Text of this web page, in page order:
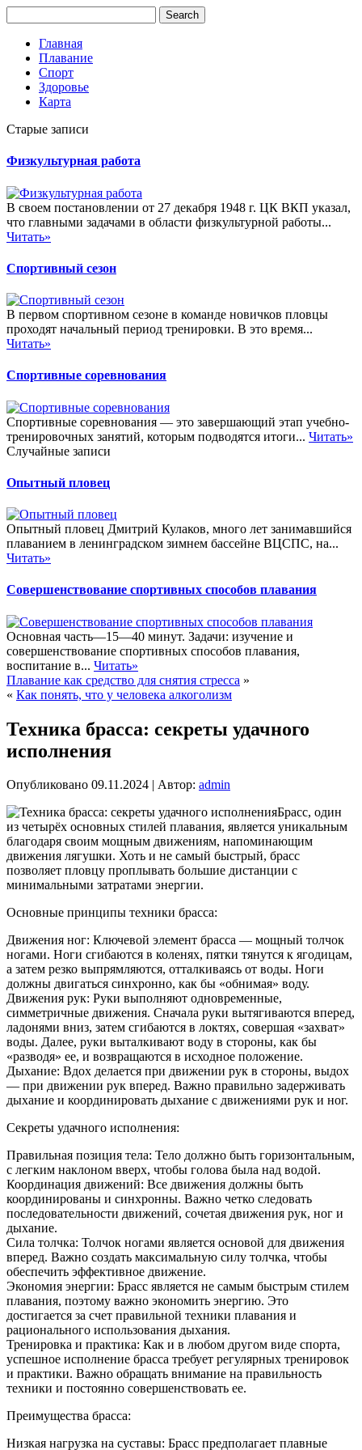
Главная
Плавание
Спорт
Здоровье
Карта
Старые записи
Физкультурная работа
В своем постановлении от 27 декабря 1948 г. ЦК ВКП указал,
что главными задачами в области физкультурной работы...
Читать»
Спортивный сезон
В первом спортивном сезоне в команде новичков пловцы
проходят начальный период тренировки. В это время...
Читать»
Спортивные соревнования
Спортивные соревнования — это завершающий этап учебно-
тренировочных занятий, которым подводятся итоги... Читать»
Случайные записи
Опытный пловец
Опытный пловец Дмитрий Кулаков, много лет занимавшийся
плаванием в ленинградском зимнем бассейне ВЦСПС, на...
Читать»
Совершенствование спортивных способов плавания
Основная часть—15—40 минут. Задачи: изучение и
совершенствование спортивных способов плавания,
воспитание в... Читать»
Плавание как средство для снятия стресса »
« Как понять, что у человека алкоголизм
Техника брасса: секреты удачного
исполнения
Опубликовано 09.11.2024 Автор: admin
Брасс, один
из четырёх основных стилей плавания, является уникальным
благодаря своим мощным движениям, напоминающим
движения лягушки. Хоть и не самый быстрый, брасс
позволяет пловцу проплывать большие дистанции с
минимальными затратами энергии.
Основные принципы техники брасса:
Движения ног: Ключевой элемент брасса — мощный толчок
ногами. Ноги сгибаются в коленях, пятки тянутся к ягодицам,
а затем резко выпрямляются, отталкиваясь от воды. Ноги
должны двигаться синхронно, как бы «обнимая» воду.
Движения рук: Руки выполняют одновременные,
симметричные движения. Сначала руки вытягиваются вперед,
ладонями вниз, затем сгибаются в локтях, совершая «захват»
воды. Далее, руки выталкивают воду в стороны, как бы
«разводя» ее, и возвращаются в исходное положение.
Дыхание: Вдох делается при движении рук в стороны, выдох
— при движении рук вперед. Важно правильно задерживать
дыхание и координировать дыхание с движениями рук и ног.
Секреты удачного исполнения:
Правильная позиция тела: Тело должно быть горизонтальным,
с легким наклоном вверх, чтобы голова была над водой.
Координация движений: Все движения должны быть
координированы и синхронны. Важно четко следовать
последовательности движений, сочетая движения рук, ног и
дыхание.
Сила толчка: Толчок ногами является основой для движения
вперед. Важно создать максимальную силу толчка, чтобы
обеспечить эффективное движение.
Экономия энергии: Брасс является не самым быстрым стилем
плавания, поэтому важно экономить энергию. Это
достигается за счет правильной техники плавания и
рационального использования дыхания.
Тренировка и практика: Как и в любом другом виде спорта,
успешное исполнение брасса требует регулярных тренировок
и практики. Важно обращать внимание на правильность
техники и постоянно совершенствовать ее.
Преимущества брасса:
Низкая нагрузка на суставы: Брасс предполагает плавные